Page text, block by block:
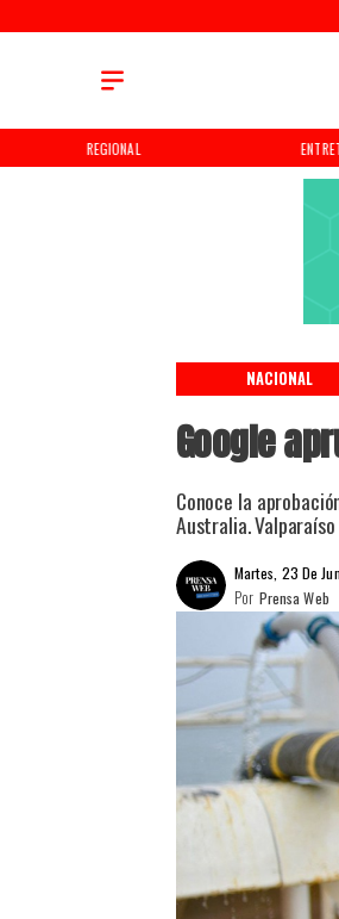
REGIONAL
Google
Conoce la
Australia.
NACIONAL
Martes, 23 De
Prensa Web
Por